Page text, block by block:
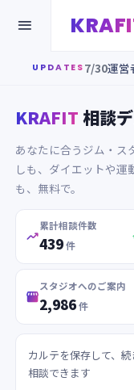

UPDATES 7/30運営
KRAFIT 相談
あなたに合うジム・ス
しも、ダイエットや運
も、無料で。

累計相談件数
439件

スタジオへのご案内
2,986件
カルテを保存して、続
相談できます